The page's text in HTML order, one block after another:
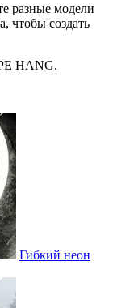
разные модели
чтобы создать
HANG.
Гибкий неон